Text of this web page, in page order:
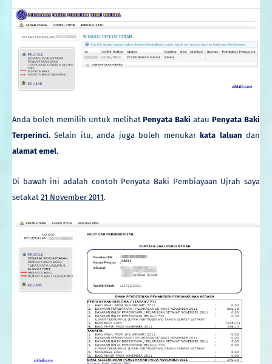
Anda boleh memilih untuk melihatPenyata BakiatauPenyata Baki
Terperinci.Selain itu, anda juga boleh menukarkata laluan dan
alamat emel.
Di bawah ini adalah contoh Penyata Baki Pembiayaan Ujrah saya
setakat 21 November 2011.